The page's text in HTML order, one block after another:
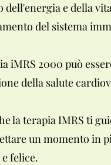
dell'energia e della
del sistema
iMRS 2000 può
della salute
la terapia IMRS ti
un momento in
felice.